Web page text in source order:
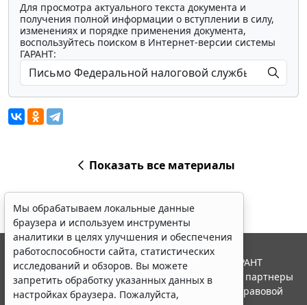
Для просмотра актуального текста документа и
получения полной информации о вступлении в силу,
изменениях и порядке применения документа,
воспользуйтесь поиском в Интернет-версии системы
ГАРАНТ:
Показать все материалы
Мы обрабатываем локальные данные
браузера и используем инструменты
аналитики в целях улучшения и обеспечения
работоспособности сайта, статистических
исследований и обзоров. Вы можете
запретить обработку указанных данных в
настройках браузера. Пожалуйста,
© ООО "НПП "ГАРАНТ-СЕРВИС", 2026. Система ГАРАНТ
выпускается с 1990 года. Компания "Гарант" и ее партнеры
являются участниками Российской ассоциации правовой